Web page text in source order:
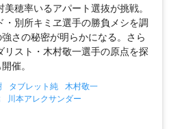
穂率いるアパート選抜が挑戦。
・別所キミヱ選手の勝負メシを調
さの秘密が明らかになる。さら
スト・木村敬一選手の原点を探
催。
タブレット純
木村敬一
川本アレクサンダー